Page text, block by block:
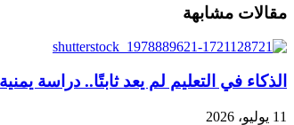
مقالات مشابهة
الذكاء في التعليم لم يعد ثابتًا..
11 يوليو، 2026